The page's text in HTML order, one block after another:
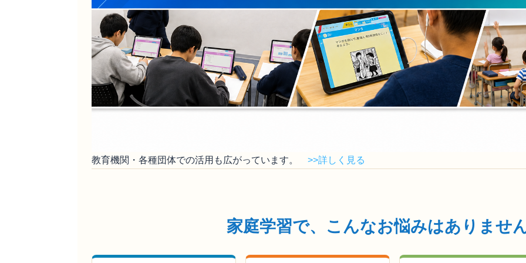
教育機関・各種団体での活用も広がっています。 >>詳しく見る
家庭学習で、こんなお悩みはありませ